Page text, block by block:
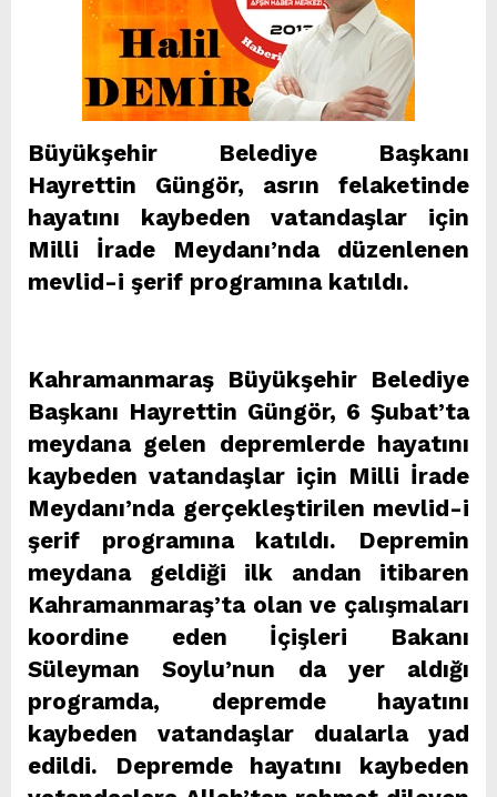
Büyükşehir Belediye Başkanı
Hayrettin Güngör, asrın felaketinde
hayatını kaybeden vatandaşlar için
Milli İrade Meydanı’nda düzenlenen
mevlid-i şerif programına katıldı.
Kahramanmaraş Büyükşehir Belediye
Başkanı Hayrettin Güngör, 6 Şubat’ta
meydana gelen depremlerde hayatını
kaybeden vatandaşlar için Milli İrade
Meydanı’nda gerçekleştirilen mevlid-i
şerif programına katıldı. Depremin
meydana geldiği ilk andan itibaren
Kahramanmaraş’ta olan ve çalışmaları
koordine eden İçişleri Bakanı
Süleyman Soylu’nun da yer aldığı
programda, depremde hayatını
kaybeden vatandaşlar dualarla yad
edildi. Depremde hayatını kaybeden